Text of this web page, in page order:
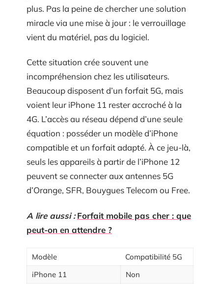
plus. Pas la peine de chercher une solution
miracle via une mise à jour : le verrouillage
vient du matériel, pas du logiciel.
Cette situation crée souvent une
incompréhension chez les utilisateurs.
Beaucoup disposent d’un forfait 5G, mais
voient leur iPhone 11 rester accroché à la
4G. L’accès au réseau dépend d’une seule
équation : posséder un modèle d’iPhone
compatible et un forfait adapté. À ce jeu-là,
seuls les appareils à partir de l’iPhone 12
peuvent se connecter aux antennes 5G
d’Orange, SFR, Bouygues Telecom ou Free.
A lire aussi : Forfait mobile pas cher : que
peut-on en attendre ?
Modèle
Compatibilité 5G
iPhone 11
Non